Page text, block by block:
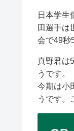
日本学生
田選手は
会で49秒
真野君は
うです。
今期は小
うです。